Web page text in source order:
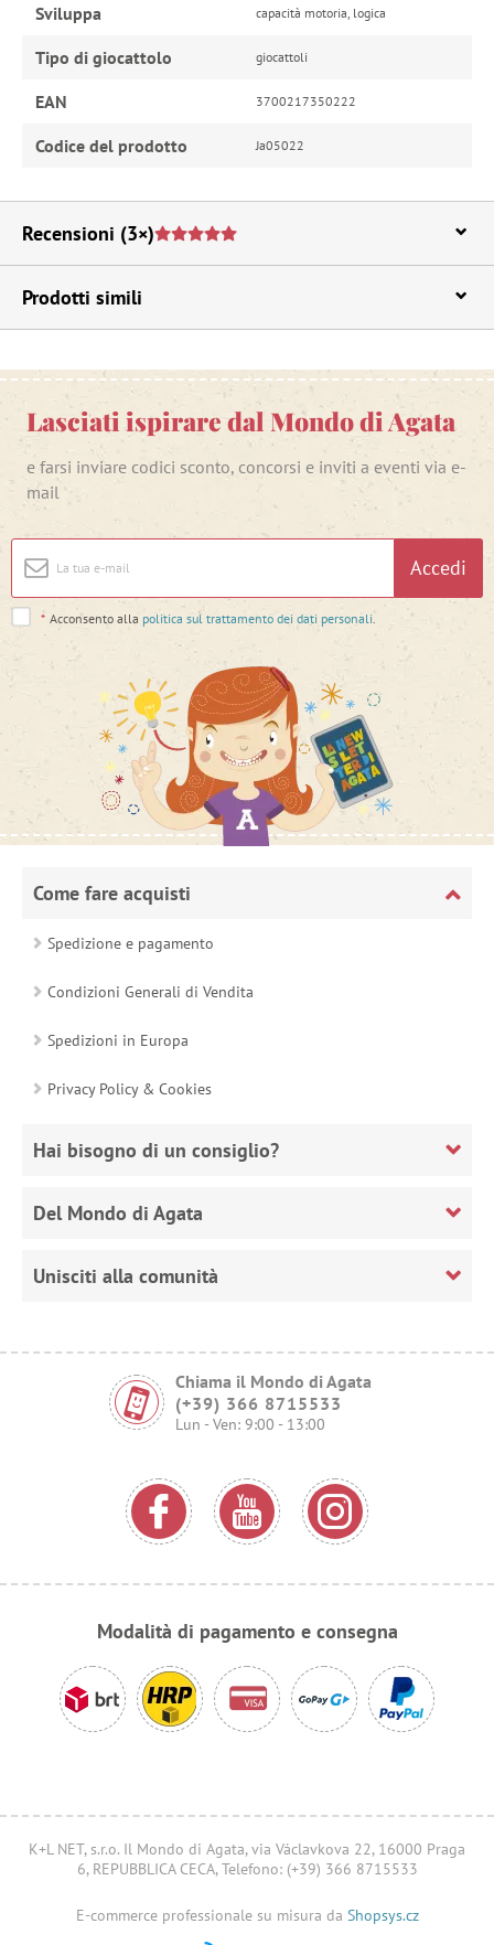
Sviluppa capacità motoria, logica
Tipo di giocattolo giocattoli
EAN 3700217350222
Codice del prodotto Ja05022
Recensioni (3×)
Prodotti simili
Lasciati ispirare dal Mondo di Agata
e farsi inviare codici sconto, concorsi e inviti a eventi via e-
mail
Accedi
* Acconsento alla politica sul trattamento dei dati personali
Come fare acquisti
Spedizione e pagamento
Condizioni Generali di Vendita
Spedizioni in Europa
Privacy Policy & Cookies
Hai bisogno di un consiglio?
Del Mondo di Agata
Unisciti alla comunità
Chiama il Mondo di Agata
(+39) 366 8715533
Lun - Ven: 9:00 - 13:00
Modalità di pagamento e consegna
K+L NET, s.r.o. Il Mondo di Agata, via Václavkova 22, 16000 Praga
6, REPUBBLICA CECA, Telefono: (+39) 366 8715533
E-commerce professionale su misura da Shopsys.cz